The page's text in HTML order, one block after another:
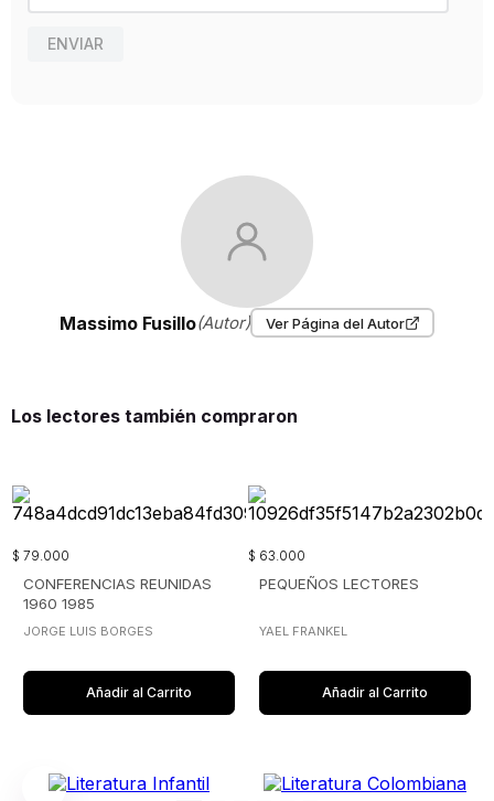
ENVIAR
Massimo Fusillo(Autor) Ver Página del Autor
Los lectores también compraron
$ 79.000
CONFERENCIAS REUNIDAS
1960 1985
JORGE LUIS BORGES
Añadir al Carrito
$ 63.000
PEQUEÑOS LECTORES
YAEL FRANKEL
Añadir al Carrito